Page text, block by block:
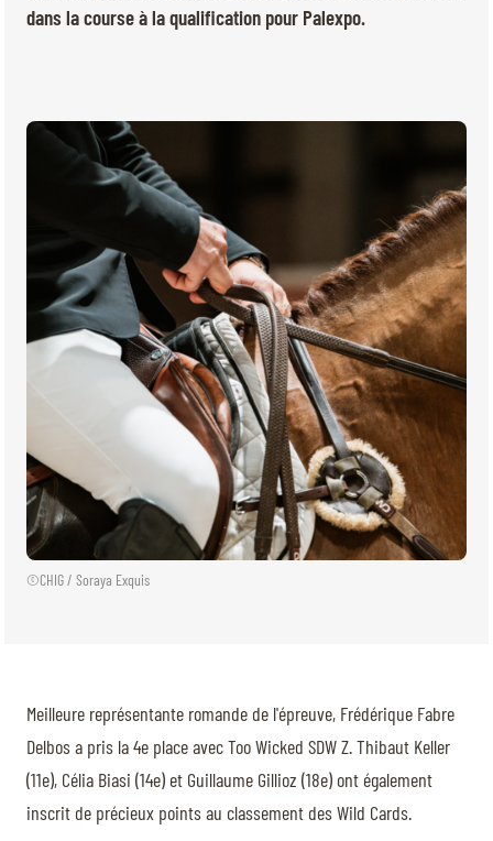
©CHIG / Soraya Exquis
dans la course à la qualification pour Palexpo.
Meilleure représentante romande de l'épreuve, Frédérique Fabre
Delbos a pris la 4e place avec Too Wicked SDW Z. Thibaut Keller
(11e), Célia Biasi (14e) et Guillaume Gillioz (18e) ont également
inscrit de précieux points au classement des Wild Cards.